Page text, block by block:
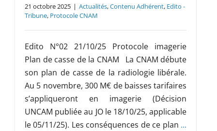
21 octobre 2025 | Actualités,Contenu Adhérent, Edito -
Tribune, Protocole CNAM
Edito N°02 21/10/25 Protocole imagerie
Plan de casse de la CNAM La CNAM débute
son plan de casse de la radiologie libérale.
Au 5 novembre, 300 M€ de baisses tarifaires
s’appliqueront en imagerie (Décision
UNCAM publiée au JO le 18/10/25, applicable
le 05/11/25). Les conséquences de ce plan ...